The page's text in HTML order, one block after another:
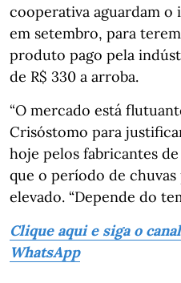
cooperativa aguardam o
em setembro, para
produto pago pela
de R$ 330 a arroba.
“O mercado está
Crisóstomo para
hoje pelos fabricantes
que o período de
elevado. “Depende do
Clique aqui e siga o
WhatsApp